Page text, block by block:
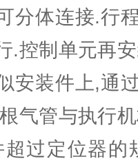
分体连接.行
.控制单元再
安装件上,通
气管与执行
过定位器的